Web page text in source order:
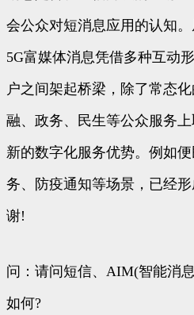
会公众对短消息应用的认知
5G富媒体消息凭借多种互动
户之间架起桥梁，除了常态
融、政务、民生等公众服务
新的数字化服务优势。例如
务、防疫通知等场景，已经
谢!
问：请问短信、AIM(智能消
如何?